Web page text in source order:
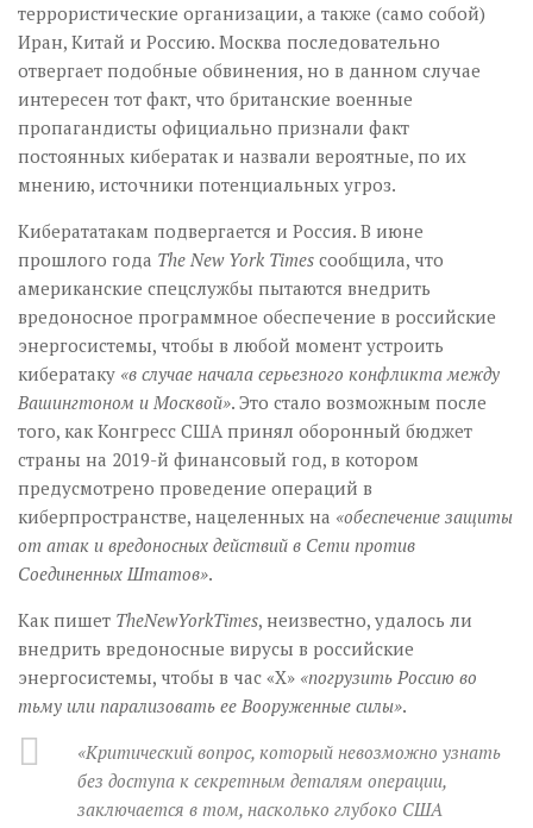
террористические организации, а также (само собой)
Иран, Китай и Россию. Москва последовательно
отвергает подобные обвинения, но в данном случае
интересен тот факт, что британские военные
пропагандисты официально признали факт
постоянных кибератак и назвали вероятные, по их
мнению, источники потенциальных угроз.
Киберататакам подвергается и Россия. В июне
прошлого года The New York Times сообщила, что
американские спецслужбы пытаются внедрить
вредоносное программное обеспечение в российские
энергосистемы, чтобы в любой момент устроить
кибератаку «в случае начала серьезного конфликта между
Вашингтоном и Москвой». Это стало возможным после
того, как Конгресс США принял оборонный бюджет
страны на 2019-й финансовый год, в котором
предусмотрено проведение операций в
киберпространстве, нацеленных на «обеспечение защиты
от атак и вредоносных действий в Сети против
Соединенных Штатов».
Как пишет TheNewYorkTimes, неизвестно, удалось ли
внедрить вредоносные вирусы в российские
энергосистемы, чтобы в час «Х» «погрузить Россию во
тьму или парализовать ее Вооруженные силы».
«Критический вопрос, который невозможно узнать
без доступа к секретным деталям операции,
заключается в том, насколько глубоко США